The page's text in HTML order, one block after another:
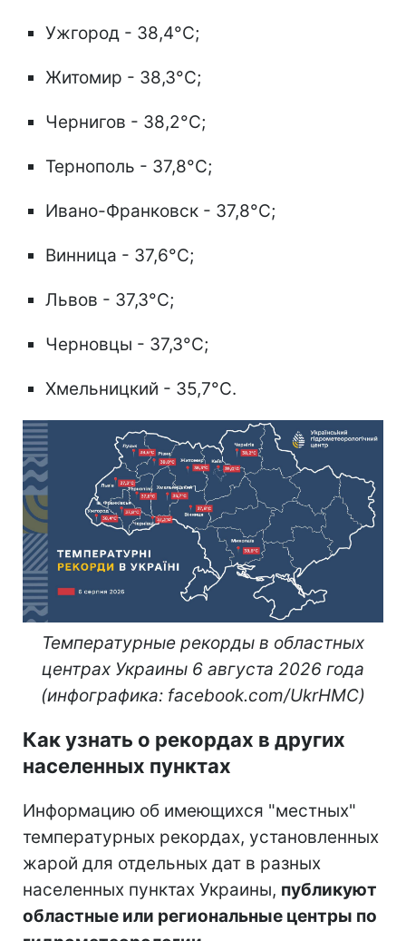
Ужгород - 38,4°C;
Житомир - 38,3°C;
Чернигов - 38,2°C;
Тернополь - 37,8°C;
Ивано-Франковск - 37,8°C;
Винница - 37,6°C;
Львов - 37,3°C;
Черновцы - 37,3°C;
Хмельницкий - 35,7°C.
Температурные рекорды в областных
центрах Украины 6 августа 2026 года
(инфографика: facebook.com/UkrHMC)
Как узнать о рекордах в других
населенных пунктах
Информацию об имеющихся "местных"
температурных рекордах, установленных
жарой для отдельных дат в разных
населенных пунктах Украины, публикуют
областные или региональные центры по